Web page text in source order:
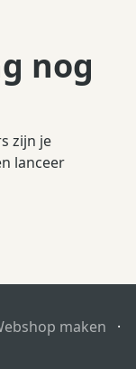
nog
zijn je
lanceer
maken
·